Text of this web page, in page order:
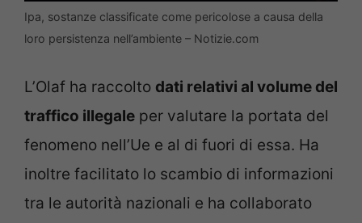
Ipa, sostanze classificate come pericolose a causa della
loro persistenza nell’ambiente – Notizie.com
L’Olaf ha raccolto dati relativi al volume del
traffico illegale per valutare la portata del
fenomeno nell’Ue e al di fuori di essa. Ha
inoltre facilitato lo scambio di informazioni
tra le autorità nazionali e ha collaborato